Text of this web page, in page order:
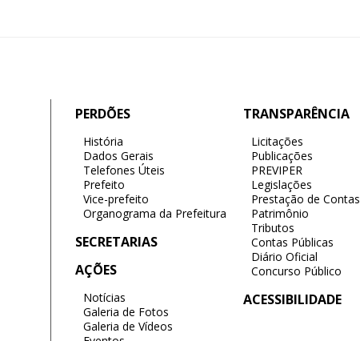
PERDÕES
História
Dados Gerais
Telefones Úteis
Prefeito
Vice-prefeito
Organograma da Prefeitura
SECRETARIAS
AÇÕES
Notícias
Galeria de Fotos
Galeria de Vídeos
TRANSPARÊNCIA
Licitações
Publicações
PREVIPER
Legislações
Prestação de Contas
Patrimônio
Tributos
Contas Públicas
Diário Oficial
Concurso Público
ACESSIBILIDADE